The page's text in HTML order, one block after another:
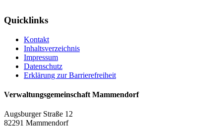
Quicklinks
Kontakt
Inhaltsverzeichnis
Impressum
Datenschutz
Erklärung zur Barrierefreiheit
Verwaltungsgemeinschaft Mammendorf
Augsburger Straße 12
82291 Mammendorf